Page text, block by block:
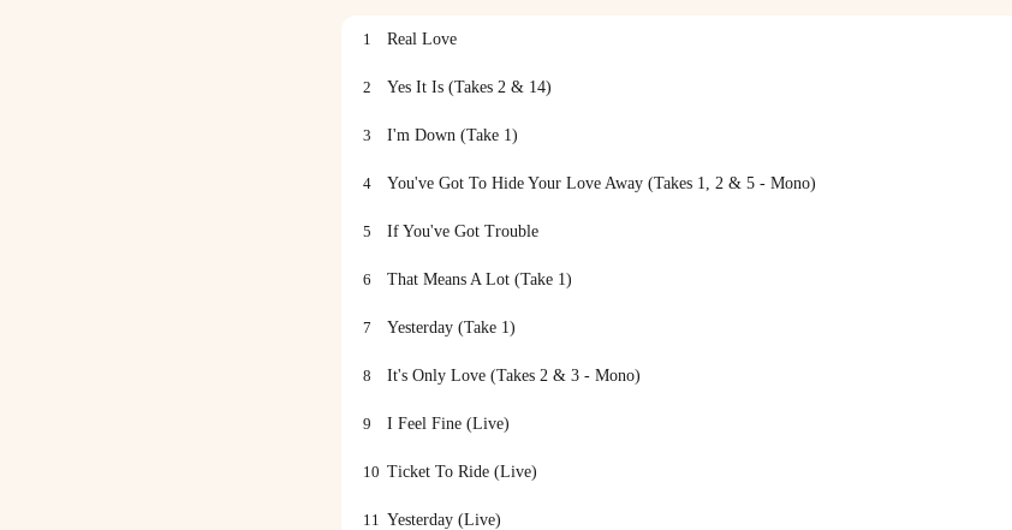
1 Real Love
2 Yes It Is (Takes 2 & 14)
3 I'm Down (Take 1)
4 You've Got To Hide Your Love Away (Takes 1, 2 & 5 - Mono)
5 If You've Got Trouble
6 That Means A Lot (Take 1)
7 Yesterday (Take 1)
8 It's Only Love (Takes 2 & 3 - Mono)
9 I Feel Fine (Live)
10 Ticket To Ride (Live)
11 Yesterday (Live)